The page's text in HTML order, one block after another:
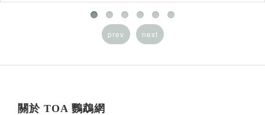
prev next
關於 TOA 鸚鵡網